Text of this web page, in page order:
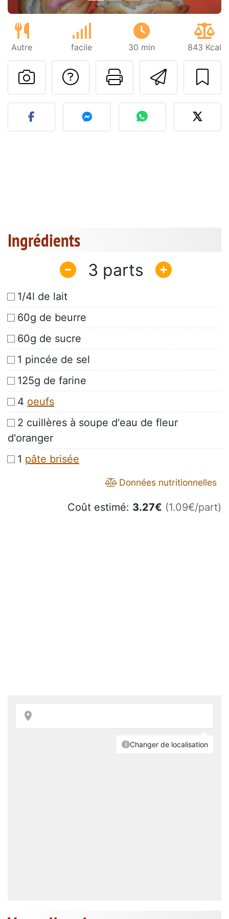
Autre facile 30 min 843 Kcal
Imprimer
Poser une
Publier votre photo de
Ingrédients
3
1/4l de lait
60g de beurre
60g de sucre
1 pincée de sel
125g de farine
4 oeufs
2 cuillères à soupe d'eau de fleur
d'oranger
1 pâte brisée
Données nutritionnelles
Coût estimé: 3.27€ (1.09€/part)